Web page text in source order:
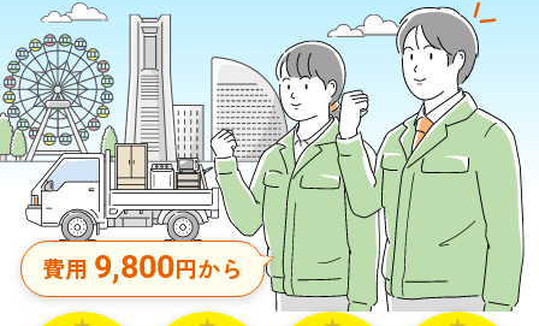
費用 9,800円から